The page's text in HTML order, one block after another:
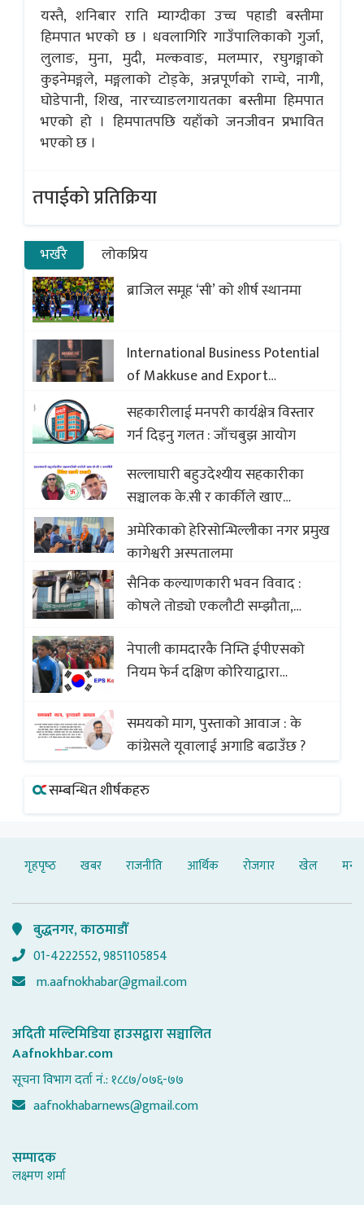
यस्तै, शनिबार राति म्याग्दीका उच्च पहाडी बस्तीमा
हिमपात भएको छ । धवलागिरि गाउँपालिकाको गुर्जा,
लुलाङ, मुना, मुदी, मल्कवाङ, मलम्पार, रघुगङ्गाको
कुइनेमङ्गले, मङ्गलाको टोड्के, अन्नपूर्णको राम्चे, नागी,
घोडेपानी, शिख, नारच्याङलगायतका बस्तीमा हिमपात
भएको हो । हिमपातपछि यहाँकाे जनजीवन प्रभावित
भएकाे छ ।
तपाईको प्रतिक्रिया
भर्खरै
लोकप्रिय
ब्राजिल समूह ‘सी’ को शीर्ष स्थानमा
International Business Potential
of Makkuse and Export
Opportunities of Nepali Sweets
with Global Comparison to
Baklava
सहकारीलाई मनपरी कार्यक्षेत्र विस्तार
गर्न दिइनु गलत : जाँचबुझ आयोग
सल्लाघारी बहुउदेश्यीय सहकारीका
सञ्चालक के.सी र कार्कीले खाए
सदस्यको करोडौं बचत
अमेरिकाको हेरिसोन्भिल्लीका नगर प्रमुख
कागेश्वरी अस्पतालमा
सैनिक कल्याणकारी भवन विवाद :
कोषले तोड्यो एकलौटी सम्झौता,
(भिडियो)
नेपाली कामदारकै निम्ति ईपीएसको
नियम फेर्न दक्षिण कोरियाद्वारा
समयको माग, पुस्ताको आवाज : के
कांग्रेसले यूवालाई अगाडि बढाउँछ ?
सम्बन्धित शीर्षकहरु
गृहपृष्‍ठ खबर राजनीति आर्थिक रोजगार खेल
बुद्धनगर, काठमाडौँ
01-4222552, 9851105854
m.aafnokhabar@gmail.com
अदिती मल्टिमिडिया हाउसद्वारा सञ्चालित
Aafnokhbar.com
सूचना विभाग दर्ता नं.: १८८७/०७६-७७
aafnokhabarnews@gmail.com
सम्पादक
लक्ष्मण शर्मा